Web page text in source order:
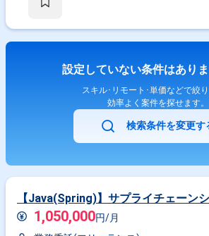
設定していない条件はあり
スキル･リモート･単価などで絞り
効率よく案件を探せます。
検索条件を変更す
【Java(Spring)】サプライチェーン
1,050,000円/月